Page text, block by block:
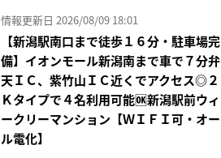
情報更新日 2026/08/09 18:01
【新潟駅南口まで徒歩１６分・駐車場完
備】イオンモール新潟南まで車で７分弁
天ＩＣ、紫竹山ＩＣ近くでアクセス◎２
Ｋタイプで４名利用可能🆗新潟駅前ウィ
ークリーマンション【ＷＩＦＩ可・オー
ル電化】